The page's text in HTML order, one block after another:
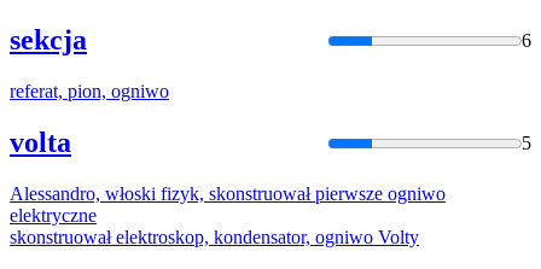
sekcja 6
referat, pion, ogniwo
volta 5
Alessandro, włoski fizyk, skonstruował pierwsze ogniwo
elektryczne
skonstruował elektroskop, kondensator, ogniwo Volty